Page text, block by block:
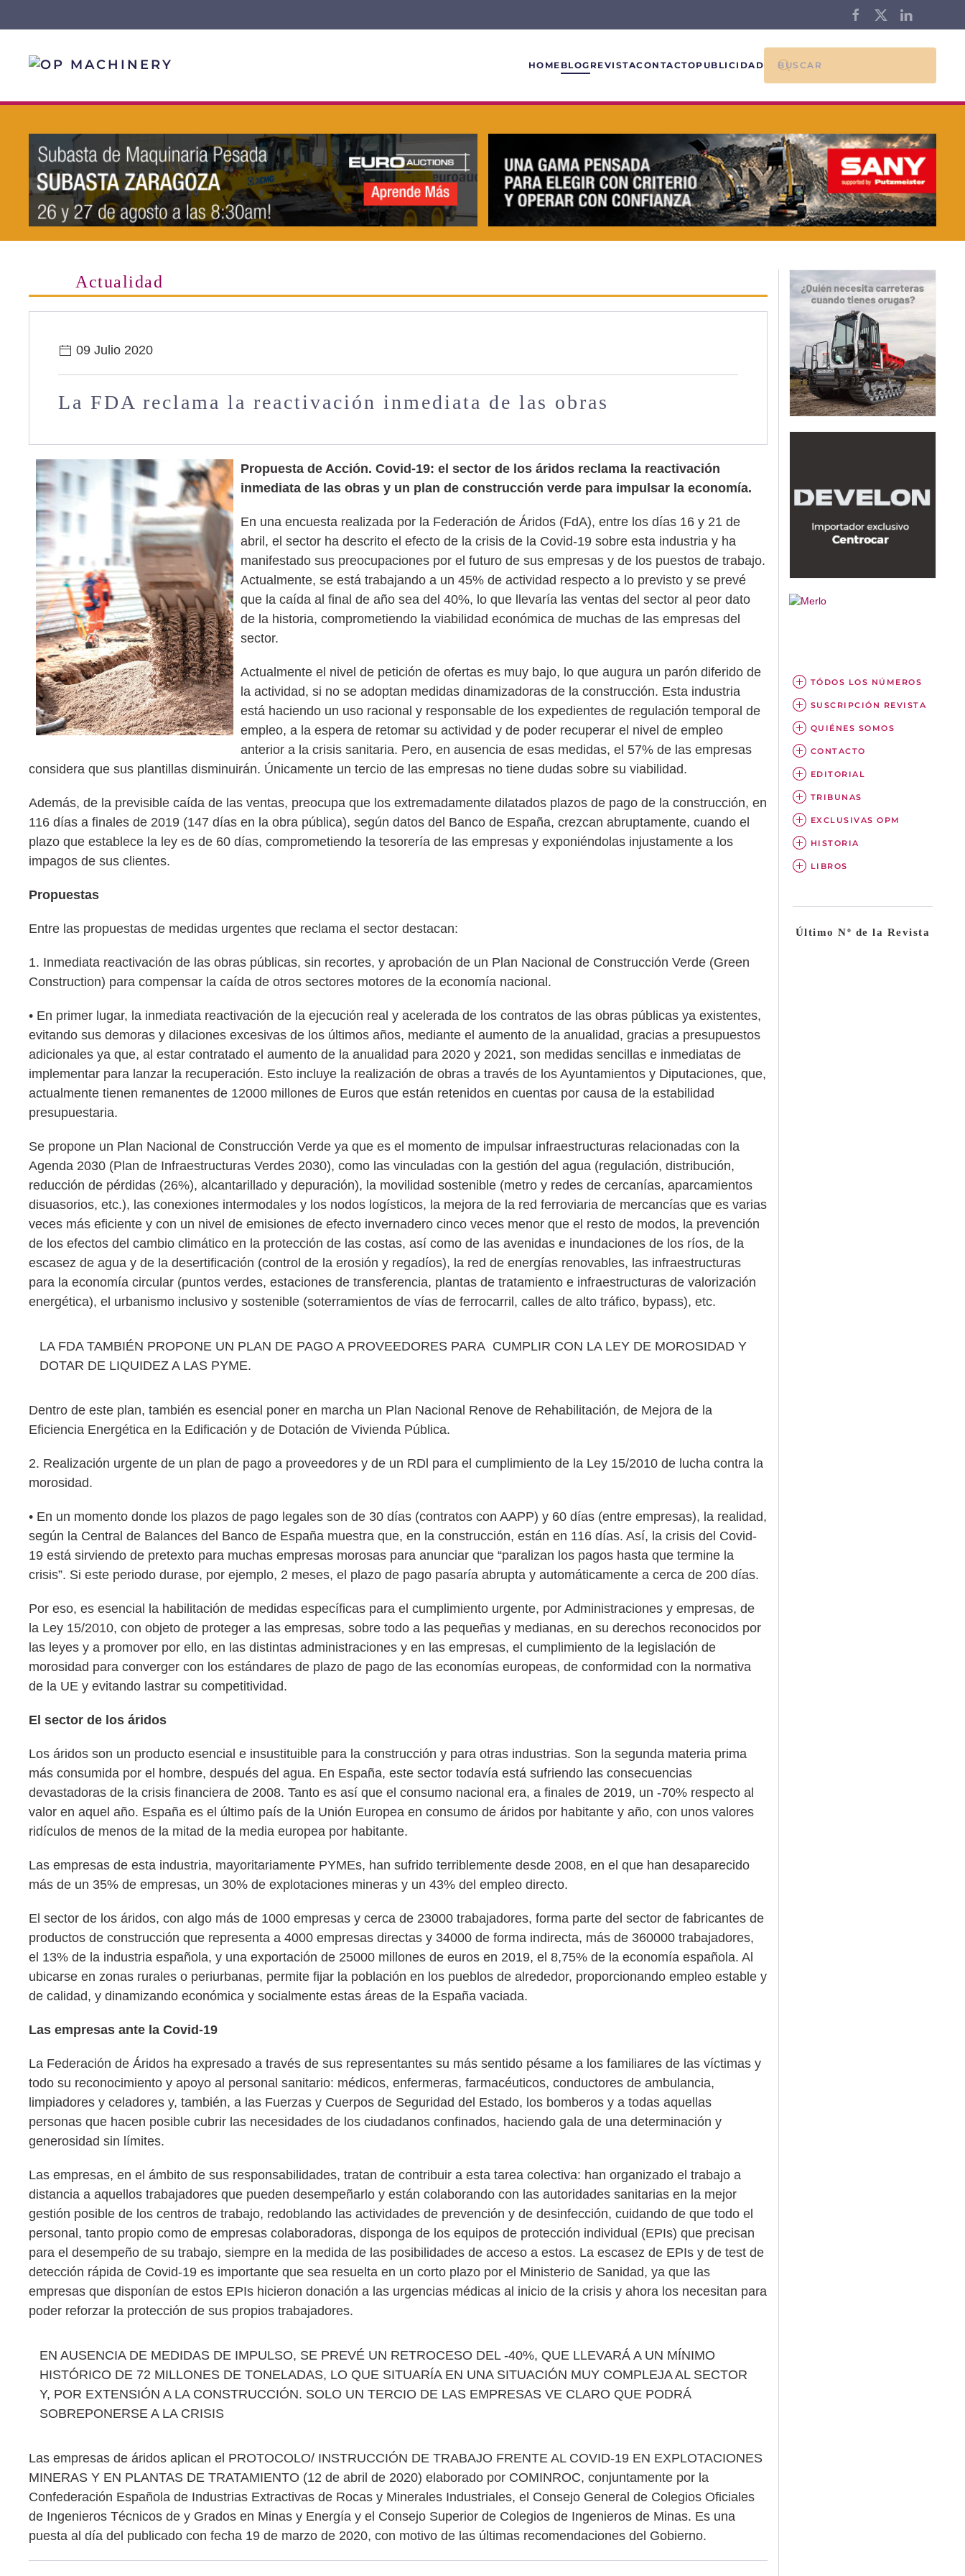
HOME BLOG REVISTACONTACTOPUBLICIDAD
Actualidad
09 Julio 2020
La FDA reclama la reactivación inmediata de las obras
Propuesta de Acción. Covid-19: el sector de los áridos reclama la reactivación
inmediata de las obras y un plan de construcción verde para impulsar la economía.
En una encuesta realizada por la Federación de Áridos (FdA), entre los días 16 y 21 de
abril, el sector ha descrito el efecto de la crisis de la Covid-19 sobre esta industria y ha
manifestado sus preocupaciones por el futuro de sus empresas y de los puestos de trabajo.
Actualmente, se está trabajando a un 45% de actividad respecto a lo previsto y se prevé
que la caída al final de año sea del 40%, lo que llevaría las ventas del sector al peor dato
de la historia, comprometiendo la viabilidad económica de muchas de las empresas del
sector.
Actualmente el nivel de petición de ofertas es muy bajo, lo que augura un parón diferido de
la actividad, si no se adoptan medidas dinamizadoras de la construcción. Esta industria
está haciendo un uso racional y responsable de los expedientes de regulación temporal de
empleo, a la espera de retomar su actividad y de poder recuperar el nivel de empleo
anterior a la crisis sanitaria. Pero, en ausencia de esas medidas, el 57% de las empresas
considera que sus plantillas disminuirán. Únicamente un tercio de las empresas no tiene dudas sobre su viabilidad.
Además, de la previsible caída de las ventas, preocupa que los extremadamente dilatados plazos de pago de la construcción, en
116 días a finales de 2019 (147 días en la obra pública), según datos del Banco de España, crezcan abruptamente, cuando el
plazo que establece la ley es de 60 días, comprometiendo la tesorería de las empresas y exponiéndolas injustamente a los
impagos de sus clientes.
Propuestas
Entre las propuestas de medidas urgentes que reclama el sector destacan:
1. Inmediata reactivación de las obras públicas, sin recortes, y aprobación de un Plan Nacional de Construcción Verde (Green
Construction) para compensar la caída de otros sectores motores de la economía nacional.
• En primer lugar, la inmediata reactivación de la ejecución real y acelerada de los contratos de las obras públicas ya existentes,
evitando sus demoras y dilaciones excesivas de los últimos años, mediante el aumento de la anualidad, gracias a presupuestos
adicionales ya que, al estar contratado el aumento de la anualidad para 2020 y 2021, son medidas sencillas e inmediatas de
implementar para lanzar la recuperación. Esto incluye la realización de obras a través de los Ayuntamientos y Diputaciones, que,
actualmente tienen remanentes de 12000 millones de Euros que están retenidos en cuentas por causa de la estabilidad
presupuestaria.
Se propone un Plan Nacional de Construcción Verde ya que es el momento de impulsar infraestructuras relacionadas con la
Agenda 2030 (Plan de Infraestructuras Verdes 2030), como las vinculadas con la gestión del agua (regulación, distribución,
reducción de pérdidas (26%), alcantarillado y depuración), la movilidad sostenible (metro y redes de cercanías, aparcamientos
disuasorios, etc.), las conexiones intermodales y los nodos logísticos, la mejora de la red ferroviaria de mercancías que es varias
veces más eficiente y con un nivel de emisiones de efecto invernadero cinco veces menor que el resto de modos, la prevención
de los efectos del cambio climático en la protección de las costas, así como de las avenidas e inundaciones de los ríos, de la
escasez de agua y de la desertificación (control de la erosión y regadíos), la red de energías renovables, las infraestructuras
para la economía circular (puntos verdes, estaciones de transferencia, plantas de tratamiento e infraestructuras de valorización
energética), el urbanismo inclusivo y sostenible (soterramientos de vías de ferrocarril, calles de alto tráfico, bypass), etc.
LA FDA TAMBIÉN PROPONE UN PLAN DE PAGO A PROVEEDORES PARA CUMPLIR CON LA LEY DE MOROSIDAD Y
DOTAR DE LIQUIDEZ A LAS PYME.
Dentro de este plan, también es esencial poner en marcha un Plan Nacional Renove de Rehabilitación, de Mejora de la
Eficiencia Energética en la Edificación y de Dotación de Vivienda Pública.
2. Realización urgente de un plan de pago a proveedores y de un RDl para el cumplimiento de la Ley 15/2010 de lucha contra la
morosidad.
• En un momento donde los plazos de pago legales son de 30 días (contratos con AAPP) y 60 días (entre empresas), la realidad,
según la Central de Balances del Banco de España muestra que, en la construcción, están en 116 días. Así, la crisis del Covid-
19 está sirviendo de pretexto para muchas empresas morosas para anunciar que “paralizan los pagos hasta que termine la
crisis”. Si este periodo durase, por ejemplo, 2 meses, el plazo de pago pasaría abrupta y automáticamente a cerca de 200 días.
Por eso, es esencial la habilitación de medidas específicas para el cumplimiento urgente, por Administraciones y empresas, de
la Ley 15/2010, con objeto de proteger a las empresas, sobre todo a las pequeñas y medianas, en su derechos reconocidos por
las leyes y a promover por ello, en las distintas administraciones y en las empresas, el cumplimiento de la legislación de
morosidad para converger con los estándares de plazo de pago de las economías europeas, de conformidad con la normativa
de la UE y evitando lastrar su competitividad.
El sector de los áridos
Los áridos son un producto esencial e insustituible para la construcción y para otras industrias. Son la segunda materia prima
más consumida por el hombre, después del agua. En España, este sector todavía está sufriendo las consecuencias
devastadoras de la crisis financiera de 2008. Tanto es así que el consumo nacional era, a finales de 2019, un -70% respecto al
valor en aquel año. España es el último país de la Unión Europea en consumo de áridos por habitante y año, con unos valores
ridículos de menos de la mitad de la media europea por habitante.
Las empresas de esta industria, mayoritariamente PYMEs, han sufrido terriblemente desde 2008, en el que han desaparecido
más de un 35% de empresas, un 30% de explotaciones mineras y un 43% del empleo directo.
El sector de los áridos, con algo más de 1000 empresas y cerca de 23000 trabajadores, forma parte del sector de fabricantes de
productos de construcción que representa a 4000 empresas directas y 34000 de forma indirecta, más de 360000 trabajadores,
el 13% de la industria española, y una exportación de 25000 millones de euros en 2019, el 8,75% de la economía española. Al
ubicarse en zonas rurales o periurbanas, permite fijar la población en los pueblos de alrededor, proporcionando empleo estable y
de calidad, y dinamizando económica y socialmente estas áreas de la España vaciada.
Las empresas ante la Covid-19
La Federación de Áridos ha expresado a través de sus representantes su más sentido pésame a los familiares de las víctimas y
todo su reconocimiento y apoyo al personal sanitario: médicos, enfermeras, farmacéuticos, conductores de ambulancia,
limpiadores y celadores y, también, a las Fuerzas y Cuerpos de Seguridad del Estado, los bomberos y a todas aquellas
personas que hacen posible cubrir las necesidades de los ciudadanos confinados, haciendo gala de una determinación y
generosidad sin límites.
Las empresas, en el ámbito de sus responsabilidades, tratan de contribuir a esta tarea colectiva: han organizado el trabajo a
distancia a aquellos trabajadores que pueden desempeñarlo y están colaborando con las autoridades sanitarias en la mejor
gestión posible de los centros de trabajo, redoblando las actividades de prevención y de desinfección, cuidando de que todo el
personal, tanto propio como de empresas colaboradoras, disponga de los equipos de protección individual (EPIs) que precisan
para el desempeño de su trabajo, siempre en la medida de las posibilidades de acceso a estos. La escasez de EPIs y de test de
detección rápida de Covid-19 es importante que sea resuelta en un corto plazo por el Ministerio de Sanidad, ya que las
empresas que disponían de estos EPIs hicieron donación a las urgencias médicas al inicio de la crisis y ahora los necesitan para
poder reforzar la protección de sus propios trabajadores.
EN AUSENCIA DE MEDIDAS DE IMPULSO, SE PREVÉ UN RETROCESO DEL -40%, QUE LLEVARÁ A UN MÍNIMO
HISTÓRICO DE 72 MILLONES DE TONELADAS, LO QUE SITUARÍA EN UNA SITUACIÓN MUY COMPLEJA AL SECTOR
Y, POR EXTENSIÓN A LA CONSTRUCCIÓN. SOLO UN TERCIO DE LAS EMPRESAS VE CLARO QUE PODRÁ
SOBREPONERSE A LA CRISIS
Las empresas de áridos aplican el PROTOCOLO/ INSTRUCCIÓN DE TRABAJO FRENTE AL COVID-19 EN EXPLOTACIONES
MINERAS Y EN PLANTAS DE TRATAMIENTO (12 de abril de 2020) elaborado por COMINROC, conjuntamente por la
Confederación Española de Industrias Extractivas de Rocas y Minerales Industriales, el Consejo General de Colegios Oficiales
de Ingenieros Técnicos de y Grados en Minas y Energía y el Consejo Superior de Colegios de Ingenieros de Minas. Es una
puesta al día del publicado con fecha 19 de marzo de 2020, con motivo de las últimas recomendaciones del Gobierno.
TÓDOS LOS NÚMEROS
SUSCRIPCIÓN REVISTA
QUIÉNES SOMOS
CONTACTO
EDITORIAL
TRIBUNAS
EXCLUSIVAS OPM
HISTORIA
LIBROS
Último Nº de la Revista